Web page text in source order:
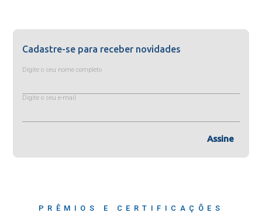
Cadastre-se para receber novidades
Digite o seu nome completo
Digite o seu e-mail
Assine
PRÊMIOS E CERTIFICAÇÕES